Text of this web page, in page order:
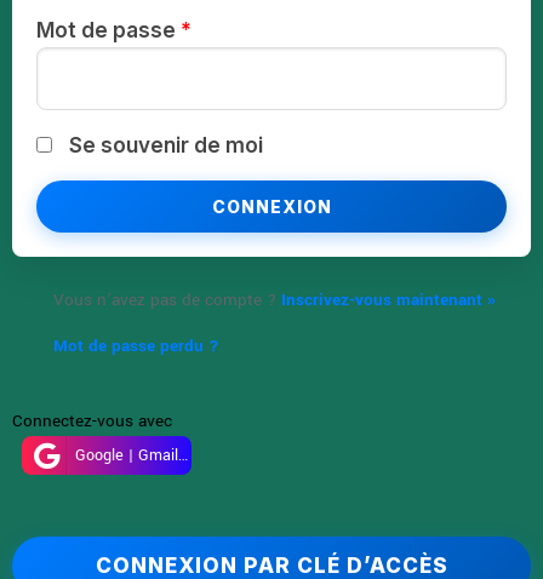
Mot de passe *
Se souvenir de moi
Vous n’avez pas de compte ? Inscrivez-vous maintenant »
Mot de passe perdu ?
Connectez-vous avec
Google | Gmail Google
CONNEXION PAR CLÉ D’ACCÈS